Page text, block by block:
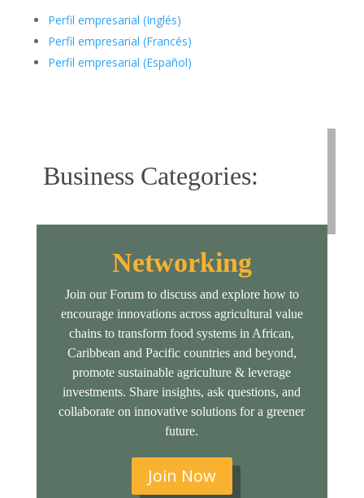
Perfil empresarial (Inglés)
Perfil empresarial (Francés)
Perfil empresarial (Español)
Business Categories:
Networking
Join our Forum to discuss and explore how to
encourage innovations across agricultural value
chains to transform food systems in African,
Caribbean and Pacific countries and beyond,
promote sustainable agriculture & leverage
investments. Share insights, ask questions, and
collaborate on innovative solutions for a greener
future.
Join Now